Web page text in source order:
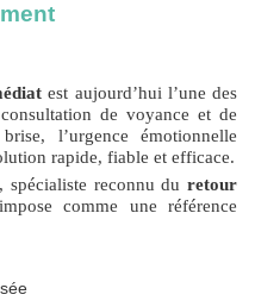
est aujourd’hui l’une des
de voyance et de
l’urgence émotionnelle
rapide, fiable et efficace.
, spécialiste reconnu duretour
comme une référence